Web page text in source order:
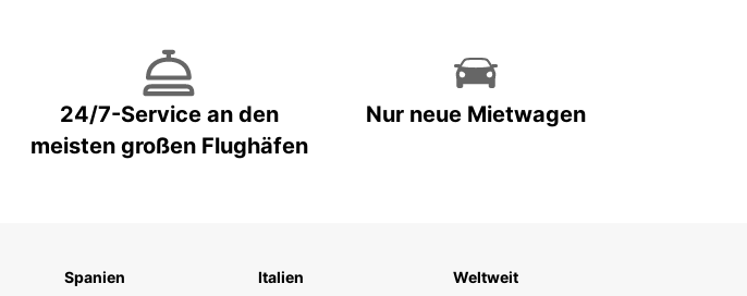
24/7-Service an den
meisten großen Flughäfen
Nur neue Mietwagen
Spanien
Italien
Weltweit